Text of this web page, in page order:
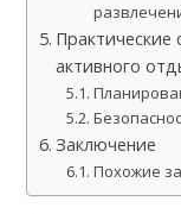
Практические
активного
Заключение
Похожие